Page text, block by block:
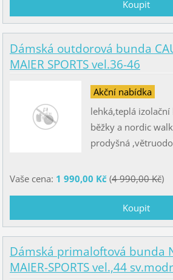
Dámská outdorová bunda
MAIER SPORTS vel.36-46
Akční nabídka
lehká,teplá
běžky a nordic
prodyšná
Vaše cena: 1 990,00 Kč(4 990,00 Kč)
Dámská primaloftová bunda
MAIER-SPORTS vel.,44